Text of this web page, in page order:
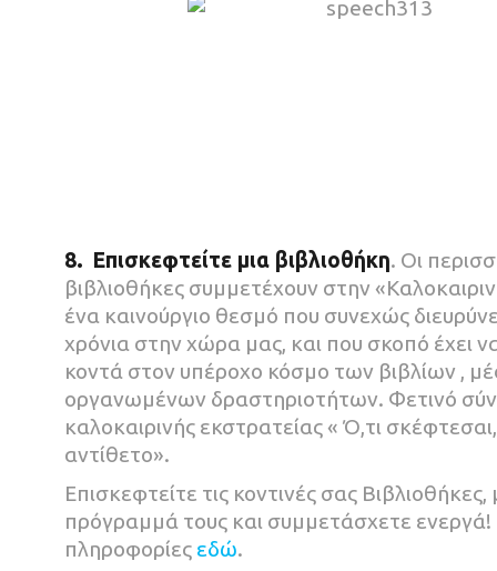
8. Επισκεφτείτε μια βιβλιοθήκη. Οι
βιβλιοθήκες συμμετέχουν στην
ένα καινούργιο θεσμό που συνεχώς
χρόνια στην χώρα μας, και που σκοπό έχει
κοντά στον υπέροχο κόσμο των βιβλίων ,
οργανωμένων δραστηριοτήτων. Φετινό
καλοκαιρινής εκστρατείας « Ό,τι
αντίθετο».
Επισκεφτείτε τις κοντινές σας
πρόγραμμά τους και συμμετάσχετε
πληροφορίες εδώ.